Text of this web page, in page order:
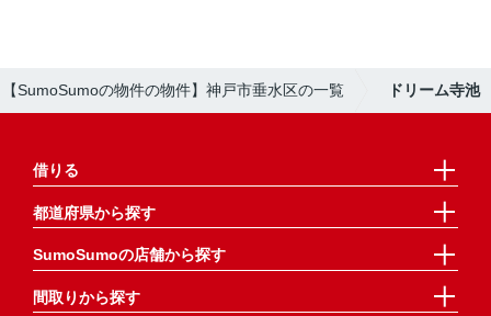
【SumoSumoの物件の物件】神戸市垂水区の一覧 ドリーム寺池
借りる
都道府県から探す
SumoSumoの店舗から探す
間取りから探す